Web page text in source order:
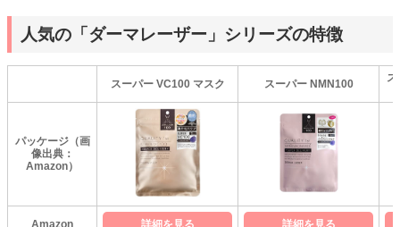
人気の「ダーマレーザー」シリーズの特徴
スーパー VC100 マスク スーパー NMN100
パッケージ（画
像出典：
Amazon）
Amazon 詳細を見る 詳細を見る